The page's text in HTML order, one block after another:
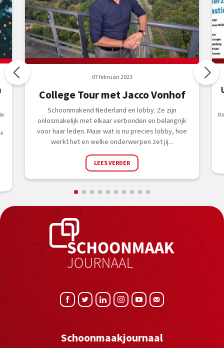
07 februari 2023
College Tour met Jacco Vonhof
Schoonmakend Nederland en lobby. Ze zijn
onlosmakelijk met elkaar verbonden en belangrijk
voor haar leden. Maar wat is nu precies lobby, hoe
werkt het en welke onderwerpen zet jij...
LEES VERDER
Schoonmaakjournaal